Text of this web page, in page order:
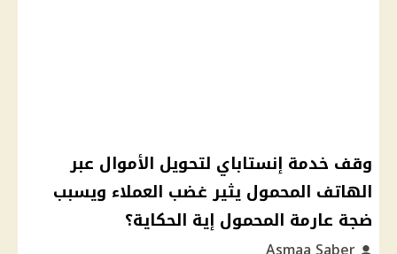
وقف خدمة إنستاباي لتحويل الأموال عبر
الهاتف المحمول يثير غضب العملاء ويسبب
ضجة عارمة المحمول إية الحكاية؟